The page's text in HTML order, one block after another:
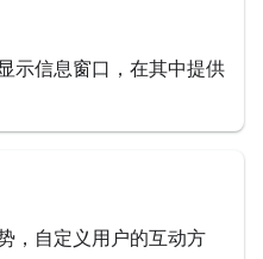
示信息窗口，在其中提供
，自定义用户的互动方